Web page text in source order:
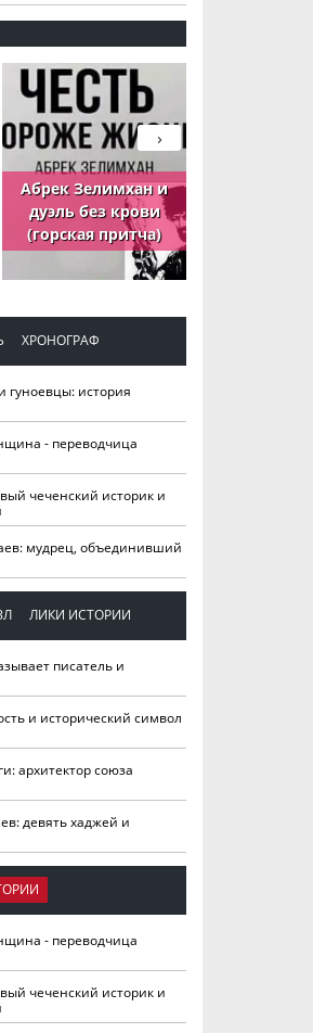
Абрек Зелимхан и
дуэль без крови
(горская притча)
›
ХРОНОГРАФ
история
- переводчица
чеченский историк и
мудрец, объединивший
ЛИКИ ИСТОРИИ
писатель и
и исторический символ
архитектор союза
девять хаджей и
- переводчица
чеченский историк и